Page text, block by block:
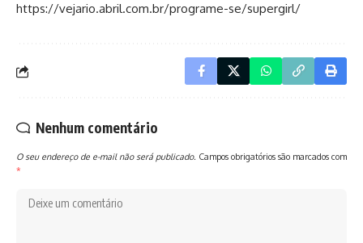
https://vejario.abril.com.br/programe-se/supergirl/
Nenhum comentário
O seu endereço de e-mail não será publicado. Campos obrigatórios são marcados com
*